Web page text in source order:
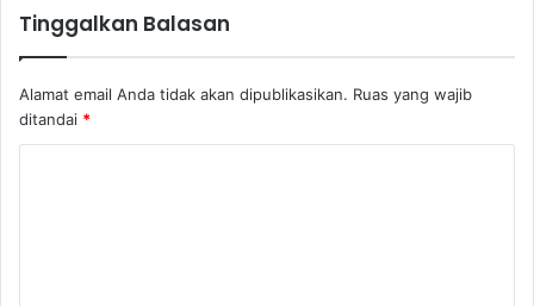
Tinggalkan Balasan
Alamat email Anda tidak akan dipublikasikan. Ruas yang wajib
ditandai *